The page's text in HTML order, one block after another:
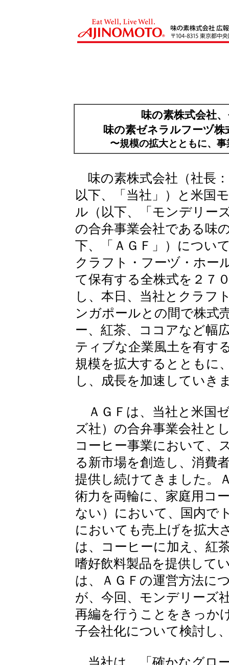
味の素株式会社
味の素ゼネラルフーヅ
〜規模の拡大とともに、
味の素株式会社（社長
以下、「当社」）と米国
ル（以下、「モンデリー
の合弁事業会社である味
下、「ＡＧＦ」）につい
クラフト・フーヅ・ホー
て保有する全株式を２７
し、本日、当社とクラフ
ンガポールとの間で株式
ー、紅茶、ココアなど幅
ティブな企業風土を有す
規模を拡大するとともに
し、成長を加速していき
ＡＧＦは、当社と米国
ズ社）の合弁事業会社と
コーヒー事業において、
る新市場を創造し、消費
提供し続けてきました。
術力を両輪に、家庭用コ
ない）において、国内で
においても売上げを拡大
は、コーヒーに加え、紅
嗜好飲料製品を提供して
は、ＡＧＦの運営方法に
が、今回、モンデリーズ
再編を行うことをきっか
子会社化について検討し
当社は、「確かなグロ